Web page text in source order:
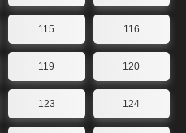
115 116
119 120
123 124